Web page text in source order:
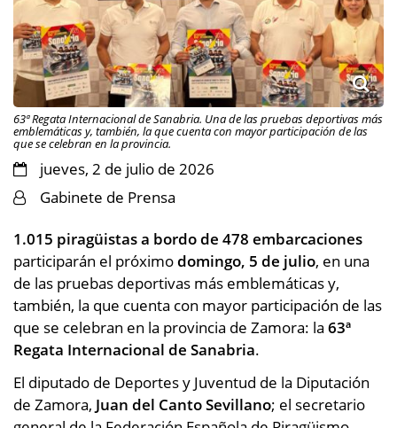
63ª Regata Internacional de Sanabria. Una de las pruebas deportivas más
emblemáticas y, también, la que cuenta con mayor participación de las
que se celebran en la provincia.
jueves, 2 de julio de 2026
Gabinete de Prensa
1.015 piragüistas a bordo de 478 embarcaciones
participarán el próximodomingo, 5 de julio, en una
de las pruebas deportivas más emblemáticas y,
también, la que cuenta con mayor participación de las
que se celebran en la provincia de Zamora: la 63ª
Regata Internacional de Sanabria.
El diputado de Deportes y Juventud de la Diputación
de Zamora, Juan del Canto Sevillano; el secretario